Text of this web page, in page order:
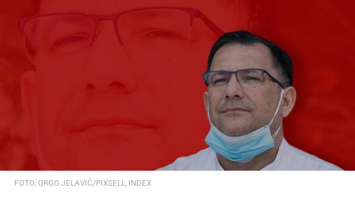
FOTO: GRGO JELAVIĆ/PIXSELL, INDEX